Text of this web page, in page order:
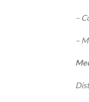
–
–